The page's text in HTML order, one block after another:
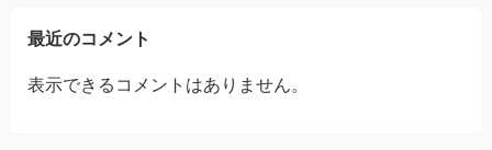
最近のコメント
表示できるコメントはありません。